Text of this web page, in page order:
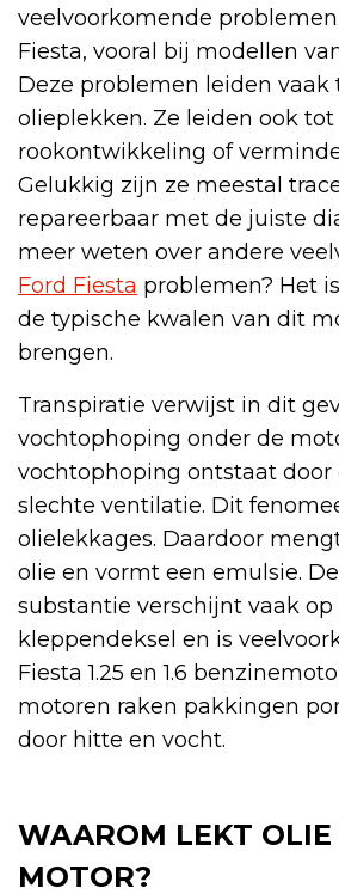
veelvoorkomende
Fiesta, vooral bij modellen
Deze problemen leiden vaak
olieplekken. Ze leiden ook tot
rookontwikkeling of
Gelukkig zijn ze meestal
repareerbaar met de juiste
meer weten over andere
Ford Fiesta problemen? Het
de typische kwalen van dit
brengen.
Transpiratie verwijst in dit
vochtophoping onder de
vochtophoping ontstaat door
slechte ventilatie. Dit
olielekkages. Daardoor
olie en vormt een emulsie.
substantie verschijnt vaak op
kleppendeksel en is
Fiesta 1.25 en 1.6
motoren raken pakkingen
door hitte en vocht.
WAAROM LEKT
MOTOR?